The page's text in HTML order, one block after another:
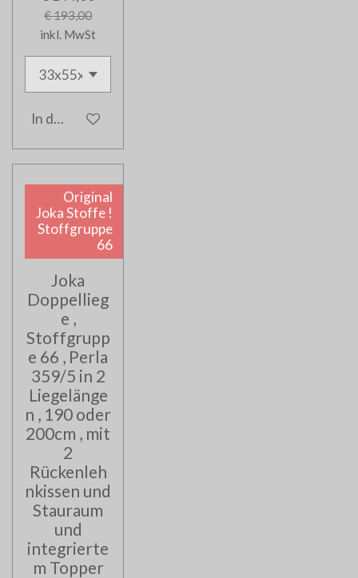
€ 193,00
inkl. MwSt
In den Warenkorb
Original
Joka Stoffe !
Stoffgruppe
66
Joka
Doppellieg
e ,
Stoffgrupp
e 66 , Perla
359/5 in 2
Liegelänge
n , 190 oder
200cm , mit
2
Rückenleh
nkissen und
Stauraum
und
integrierte
m Topper